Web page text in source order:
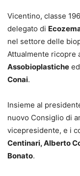
Vicentino, classe
delegato di
nel settore delle
Attualmente ricopre
Assobioplastiche
Conai.
Insieme al
nuovo Consiglio di
vicepresidente, e i
Centinari, Alberto
Bonato.